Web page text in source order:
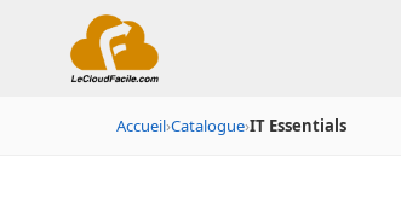
Accueil›Catalogue›IT Essentials